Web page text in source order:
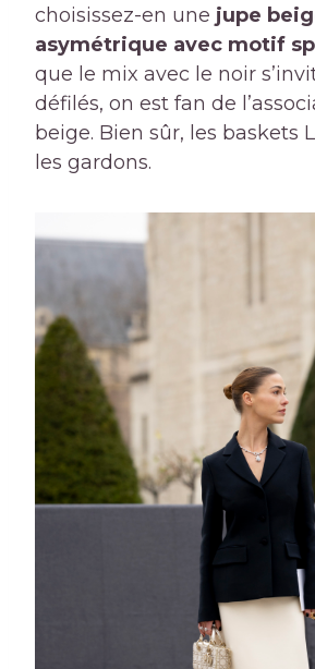
choisissez-en une jupe
asymétrique avec motif
que le mix avec le noir
défilés, on est fan de
beige. Bien sûr, les baskets
les gardons.